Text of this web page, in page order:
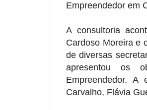
Empreendedor em
A consultoria
Cardoso Moreira e
de diversas
apresentou os
Empreendedor.
Carvalho, Flávia